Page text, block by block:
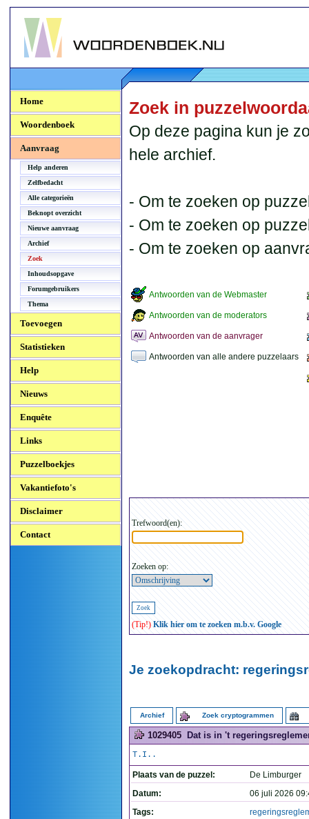
Woordenboek.NU
Home
Woordenboek
Aanvraag
Help anderen
Zelfbedacht
Alle categorieën
Beknopt overzicht
Nieuwe aanvraag
Archief
Zoek
Inhoudsopgave
Forumgebruikers
Thema
Toevoegen
Statistieken
Help
Nieuws
Enquête
Links
Puzzelboekjes
Vakantiefoto's
Disclaimer
Contact
Zoek in
Op deze pagina kun je
hele archief.
- Om te zoeken op
- Om te zoeken op
- Om te zoeken op
Antwoorden van de Webmaster
Antwoorden van de moderators
Antwoorden van de aanvrager
Antwoorden van alle andere puzzelaars
Trefwoord(en):
Zoeken op:
(Tip!) Klik hier om te zoeken m.b.v. Google
Je zoekopdracht:
Archief Zoek cryptogrammen
1029405 Dat is in 't
T.I..
Plaats van de puzzel:
De Limburger
Datum:
06 juli 2026
Tags: